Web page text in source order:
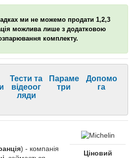
ми не можемо продати 1,2,3
можлива лише з додатковою
комплекту.
Тести та
відеоог
ляди
Параме
три
Допомо
га
) - компанія
Ціновий